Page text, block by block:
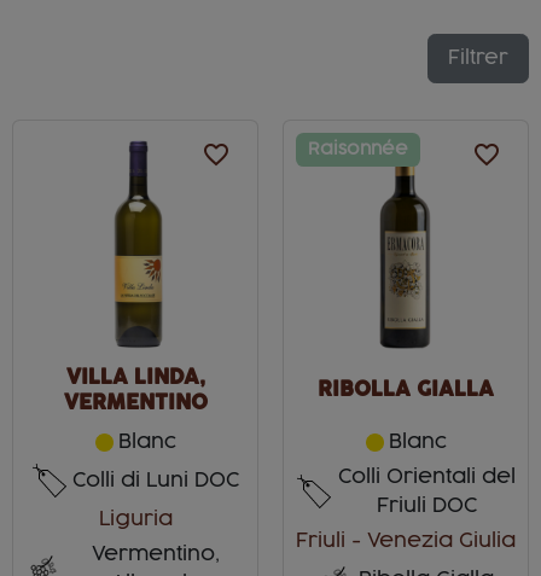
Filtrer
favorite_border
VILLA LINDA,
VERMENTINO
Blanc
Colli di Luni DOC
Liguria
Vermentino,
favorite_border
Raisonnée
RIBOLLA GIALLA
Blanc
Colli Orientali del
Friuli DOC
Friuli - Venezia Giulia